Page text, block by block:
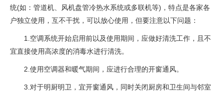
统(如：管道机、风机盘管冷热水系统或多联机等)，特点是各家各
户独立使用，互不干扰，可以放心使用，但要注意以下问题：
1.空调系统开始启用前以及使用期间，应做好清洗工作，且不
宜直接使用高浓度的消毒水进行清洗。
2.使用空调器和暖气期间，应进行合理的开窗通风。
3.对于明厨明卫，宜开窗通风，同时关闭厨房和卫生间与邻室